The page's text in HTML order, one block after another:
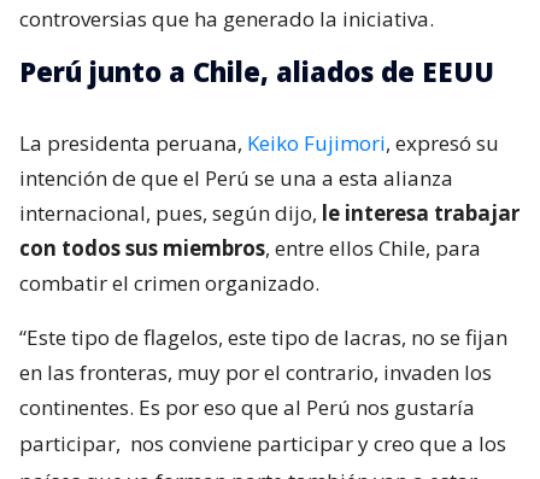
controversias que ha generado la iniciativa.
Perú junto a Chile, aliados de EEUU
La presidenta peruana, Keiko Fujimori, expresó su
intención de que el Perú se una a esta alianza
internacional, pues, según dijo, le interesa trabajar
con todos sus miembros, entre ellos Chile, para
combatir el crimen organizado.
“Este tipo de flagelos, este tipo de lacras, no se fijan
en las fronteras, muy por el contrario, invaden los
continentes. Es por eso que al Perú nos gustaría
participar, nos conviene participar y creo que a los